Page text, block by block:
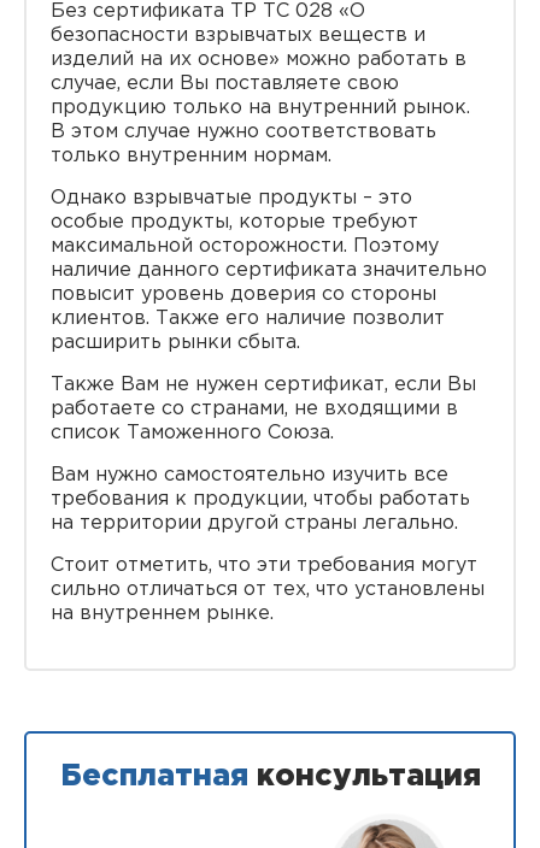
Без сертификата ТР ТС 028 «О
безопасности взрывчатых веществ и
изделий на их основе» можно работать в
случае, если Вы поставляете свою
продукцию только на внутренний рынок.
В этом случае нужно соответствовать
только внутренним нормам.
Однако взрывчатые продукты – это
особые продукты, которые требуют
максимальной осторожности. Поэтому
наличие данного сертификата значительно
повысит уровень доверия со стороны
клиентов. Также его наличие позволит
расширить рынки сбыта.
Также Вам не нужен сертификат, если Вы
работаете со странами, не входящими в
список Таможенного Союза.
Вам нужно самостоятельно изучить все
требования к продукции, чтобы работать
на территории другой страны легально.
Стоит отметить, что эти требования могут
сильно отличаться от тех, что установлены
на внутреннем рынке.
Бесплатная консультация